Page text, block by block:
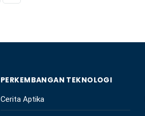
PERKEMBANGAN TEKNOLOGI
Cerita Aptika